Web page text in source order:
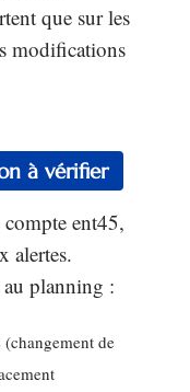
que sur les
modifications
à vérifier
compte ent45,
alertes.
planning :
de